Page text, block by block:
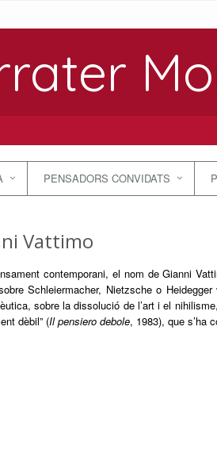
PENSADORS CONVIDATS
Vattimo
contemporani, el nom de Gianni
Schleiermacher, Nietzsche o
sobre la dissolució de l’art i el
dèbil” (Il pensiero debole, 1983), que s’ha